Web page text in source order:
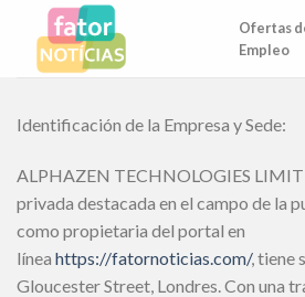
content
Ofertas
Empleo
Identificación de la Empresa y Sede:
ALPHAZEN TECHNOLOGIES
privada destacada en el campo de la
como propietaria del portal en
línea https://fatornoticias.com/, tiene
Gloucester Street, Londres. Con una